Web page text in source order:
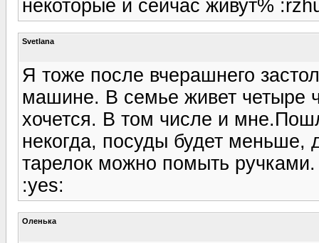
некоторые и сейчас живут%
Svetlana
Я тоже после вчерашнего
машине. В семье живет четыре
хочется. В том числе и
некогда, посуды будет меньше,
тарелок можно помыть
:yes:
Оленька